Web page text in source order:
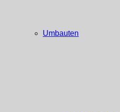
Umbauten